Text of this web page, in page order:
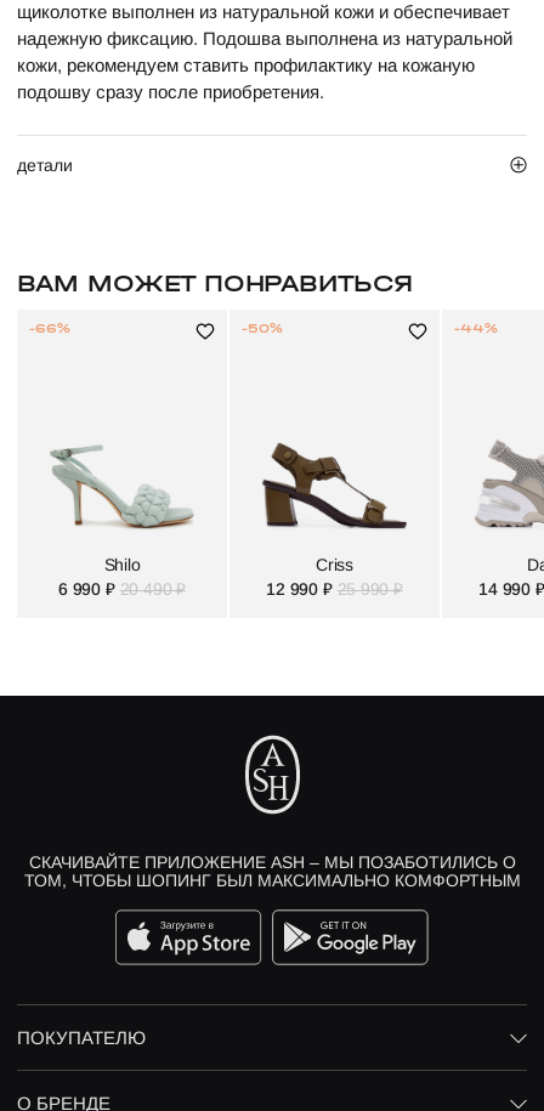
щиколотке выполнен из натуральной кожи и обеспечивает
надежную фиксацию. Подошва выполнена из натуральной
кожи, рекомендуем ставить профилактику на кожаную
подошву сразу после приобретения.
детали
ВАМ МОЖЕТ ПОНРАВИТЬСЯ
Shilo
6 990 ₽ 20 490 ₽
-66%
Criss
12 990 ₽ 25 990 ₽
-50%
14 990 ₽
-44%
СКАЧИВАЙТЕ ПРИЛОЖЕНИЕ ASH – МЫ ПОЗАБОТИЛИСЬ О
ТОМ, ЧТОБЫ ШОПИНГ БЫЛ МАКСИМАЛЬНО КОМФОРТНЫМ
ПОКУПАТЕЛЮ
О БРЕНДЕ